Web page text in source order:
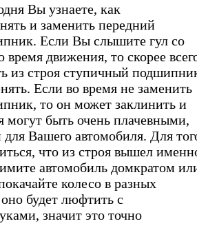
Вы узнаете, как
и заменить передний
Если Вы слышите гул со
время движения, то скорее
из строя ступичный
Если во время не заменить
то он может заклинить и
могут быть очень плачевными,
для Вашего автомобиля. Для
что из строя вышел
автомобиль домкратом
колесо в разных
будет люфтить с
значит это точно